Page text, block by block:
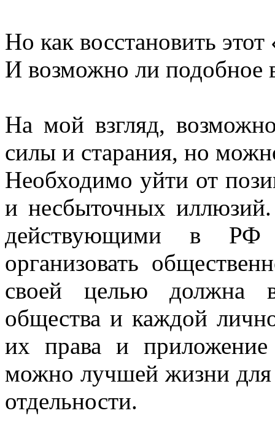
Но как восстановить этот
И возможно ли подобное
На мой взгляд,
силы и старания, но
Необходимо уйти от
и несбыточных
действующими в РФ
организовать
своей целью должна
общества и каждой
их права и
можно лучшей жизни для
отдельности.